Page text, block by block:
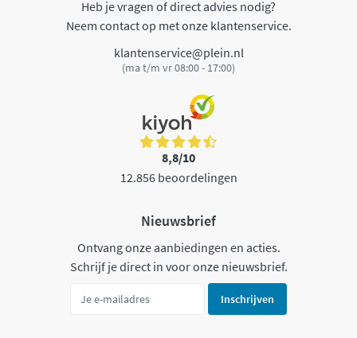
Heb je vragen of direct advies nodig?
Neem contact op met onze klantenservice.
klantenservice@plein.nl
(ma t/m vr 08:00 - 17:00)
8,8/10
12.856 beoordelingen
Nieuwsbrief
Ontvang onze aanbiedingen en acties.
Schrijf je direct in voor onze nieuwsbrief.
Inschrijven